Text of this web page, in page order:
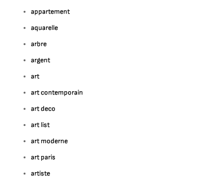
appartement
aquarelle
arbre
argent
art
art contemporain
art deco
art list
art moderne
art paris
artiste